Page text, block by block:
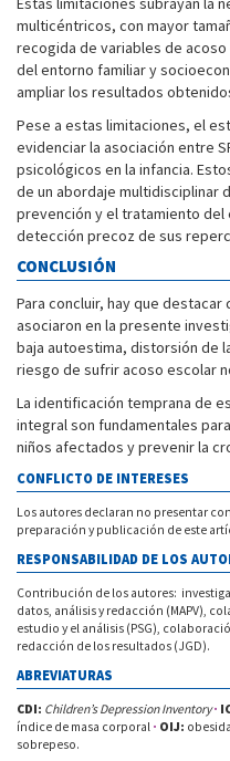
multicéntricos, con mayor
recogida de variables de
del entorno familiar y
ampliar los resultados
Pese a estas limitaciones, el
evidenciar la asociación entre
psicológicos en la infancia.
de un abordaje multidisciplinar
prevención y el tratamiento del
detección precoz de sus
CONCLUSIÓN
Para concluir, hay que
asociaron en la presente
baja autoestima, distorsión de
riesgo de sufrir acoso escolar
La identificación temprana de
integral son fundamentales
niños afectados y prevenir la
CONFLICTO DE INTERESES
Los autores declaran no presentar
preparación y publicación de este
RESPONSABILIDAD DE LOS
Contribución de los autores:
datos, análisis y redacción (MAPV),
estudio y el análisis (PSG),
redacción de los resultados (JGD).
ABREVIATURAS
CDI: Children’s Depression Inventory ·
índice de masa corporal · OIJ:
sobrepeso.